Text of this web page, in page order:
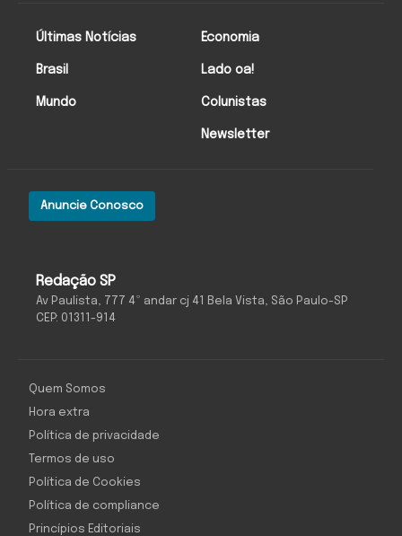
Redação SP
Av Paulista, 777 4º andar cj 41 Bela Vista, São Paulo-SP
CEP: 01311-914
Anuncie Conosco
Últimas Notícias
Brasil
Mundo
Economia
Lado oa!
Colunistas
Newsletter
Quem Somos
Hora extra
Política de privacidade
Termos de uso
Política de Cookies
Política de compliance
Princípios Editoriais